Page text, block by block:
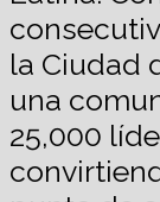
la Ciudad
una
25,000